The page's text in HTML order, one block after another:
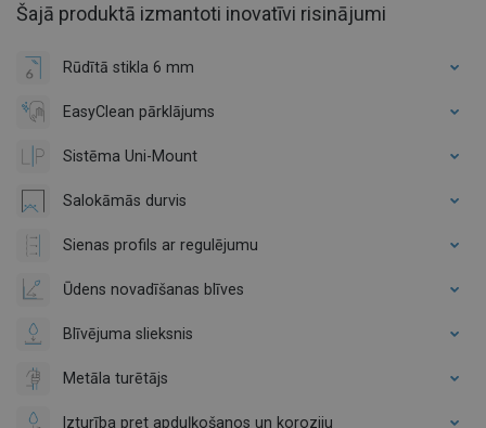
Šajā produktā izmantoti inovatīvi risinājumi
Rūdītā stikla 6 mm
EasyClean pārklājums
Sistēma Uni-Mount
Salokāmās durvis
Sienas profils ar regulējumu
Ūdens novadīšanas blīves
Blīvējuma slieksnis
Metāla turētājs
Izturība pret apduļķošanos un koroziju